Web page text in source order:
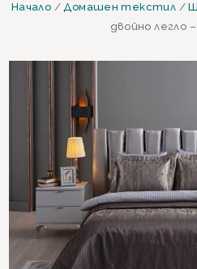
Начало /Домашен текстил /
двойно легло